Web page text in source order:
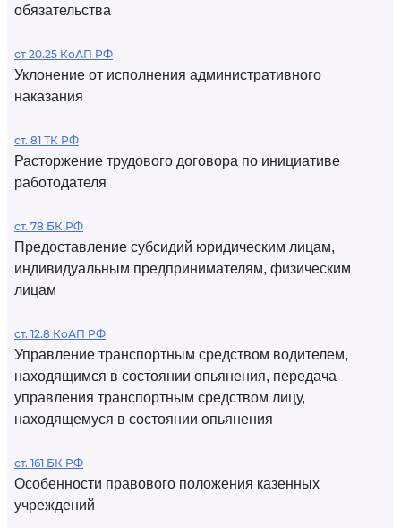
обязательства
ст 20.25 КоАП РФ
Уклонение от исполнения административного
наказания
ст. 81 ТК РФ
Расторжение трудового договора по инициативе
работодателя
ст. 78 БК РФ
Предоставление субсидий юридическим лицам,
индивидуальным предпринимателям, физическим
лицам
ст. 12.8 КоАП РФ
Управление транспортным средством водителем,
находящимся в состоянии опьянения, передача
управления транспортным средством лицу,
находящемуся в состоянии опьянения
ст. 161 БК РФ
Особенности правового положения казенных
учреждений